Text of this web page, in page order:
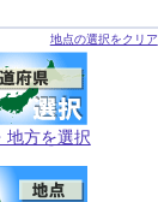
地点の選択をクリア
地方を選択